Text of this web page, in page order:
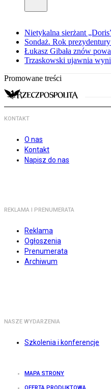
Nietykalna sierżant
Sondaż. Rok
Łukasz Gibała znów
Trzaskowski ujawnia
Promowane treści
KONTAKT
O nas
Kontakt
Napisz do nas
REKLAMA I PRENUMERATA
Reklama
Ogłoszenia
Prenumerata
Archiwum
NASZE WYDARZENIA
Szkolenia i konferencje
MAPA STRONY